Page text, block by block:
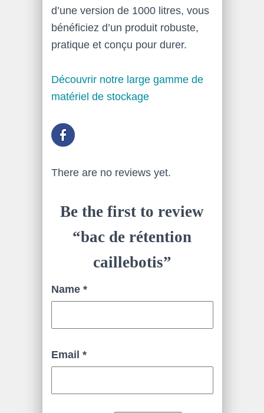
d’une version de 1000 litres, vous
bénéficiez d’un produit robuste,
pratique et conçu pour durer.
Découvrir notre large gamme de
matériel de stockage
There are no reviews yet.
Be the first to review
“bac de rétention
caillebotis”
Name *
Email *